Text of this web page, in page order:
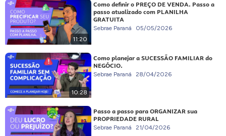
11:20
Como definir o PREÇO DE VENDA. Passo a
passo atualizado com PLANILHA
GRATUITA
Sebrae Paraná 05/05/2026
10:28
Como planejar a SUCESSÃO FAMILIAR do
NEGÓCIO.
Sebrae Paraná 28/04/2026
Passo a passo para ORGANIZAR sua
PROPRIEDADE RURAL
Sebrae Paraná 21/04/2026